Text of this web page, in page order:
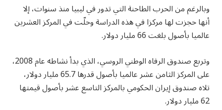
وبالرغم من الحرب الطاحنة التي تدور في ليبيا منذ سنوات، إلا
أنها حجزت لها مركزا في هذه الدراسة وحلّت في المركز العشرين
عالميا بأصول بلغت 66 مليار دولار.
وتربع صندوق الرفاه الوطني الروسي، الذي بدأ نشاطه عام 2008،
على المركز الثامن عشر عالميا بأصول قدرها 65.7 مليار دولار،
تلاه صندوق إيران الحكومي بالمركز التاسع عشر بأصول قيمتها
62 مليار دولار.